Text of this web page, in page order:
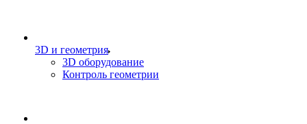
3D и геометрия
3D оборудование
Контроль геометрии